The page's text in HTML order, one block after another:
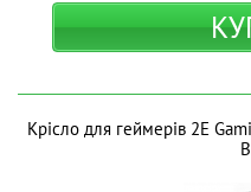
Крісло для геймерів 2E